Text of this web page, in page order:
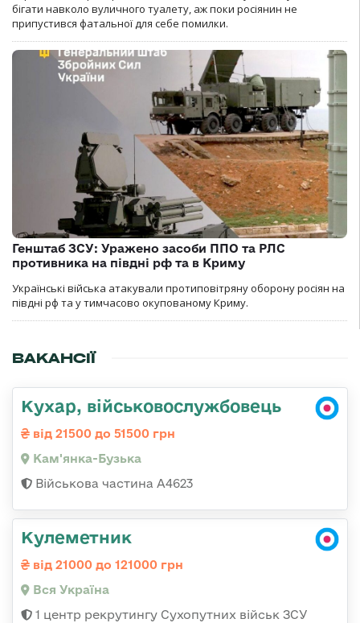
бігати навколо вуличного туалету, аж поки росіянин не
припустився фатальної для себе помилки.
Генштаб ЗСУ: Уражено засоби ППО та РЛС
противника на півдні рф та в Криму
Українські війська атакували протиповітряну оборону росіян на
півдні рф та у тимчасово окупованому Криму.
ВАКАНСІЇ
Кухар, військовослужбовець
від 21500 до 51500 грн
Кам'янка-Бузька
Військова частина А4623
Кулеметник
від 21000 до 121000 грн
Вся Україна
1 центр рекрутингу Сухопутних військ ЗСУ